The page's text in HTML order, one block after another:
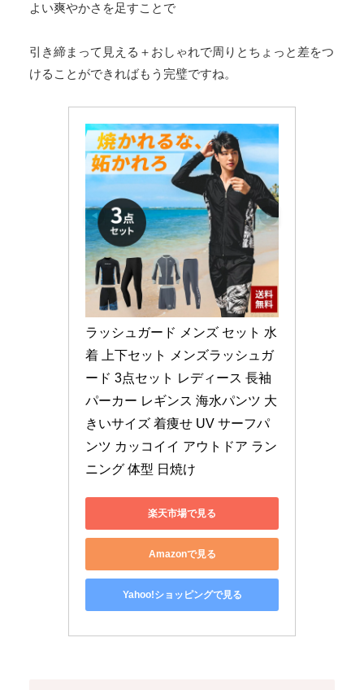
よい爽やかさを足すことで
引き締まって見える＋おしゃれで周りとちょっと差をつ
けることができればもう完璧ですね。
ラッシュガード メンズ セット 水
着 上下セット メンズラッシュガ
ード 3点セット レディース 長袖
パーカー レギンス 海水パンツ 大
きいサイズ 着痩せ UV サーフパ
ンツ カッコイイ アウトドア ラン
ニング 体型 日焼け
楽天市場で見る
Amazonで見る
Yahoo!ショッピングで見る